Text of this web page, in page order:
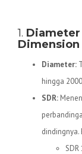
1. Diameter
Dimension
Diameter:
hingga
SDR:
dindingnya.